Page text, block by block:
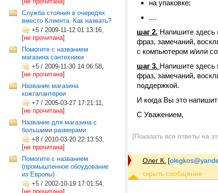
Служба стояния в очередях
вместо Клиента. Как назвать?
+5 / 2009-11-12 01:13:16,
[не прочитана]
Помогите с названием
магазина сантехники
+5 / 2009-11-30 14:06:58,
[не прочитана]
Название магазина
кожгалантереи
+7 / 2005-03-27 17:21:11,
[не прочитана]
Название для магазина с
большими размерами
+8 / 2010-03-20 22:13:53,
[не прочитана]
Помогите с названием
(промышленное обоудование
из Европы)
+5 / 2002-10-19 17:01:54,
[не прочитана]
на упаковке;
....
шаг 2. Напишите здесь
фраз, замечаний,
с компьютером и/или
шаг 3. Напишите здесь
фраз, замечаний,
поддержкой.
И когда Вы это
С Уважением,
[Показать все ответы на
Олег К. [